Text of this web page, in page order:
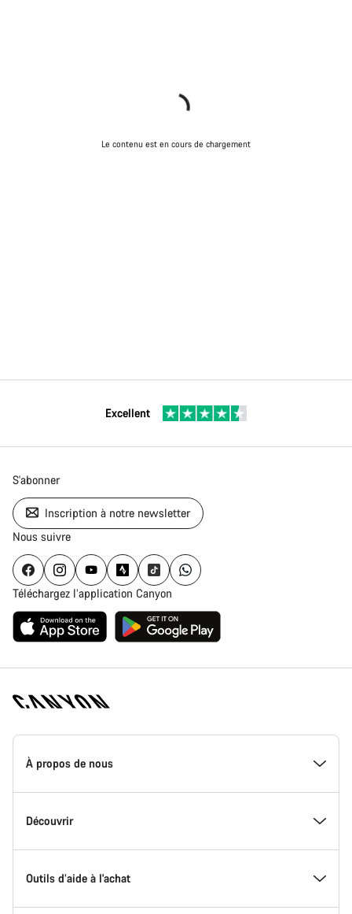
Le contenu est en cours de chargement
Excellent
S'abonner
Inscription à notre newsletter
Nous suivre
Téléchargez l’application Canyon
Page
d'accueil
Canyon
-
Canyon
À propos de nous
Inside Canyon
L'innovation chez Canyon
Découvrir
Evénements
Outils d’aide à l'achat